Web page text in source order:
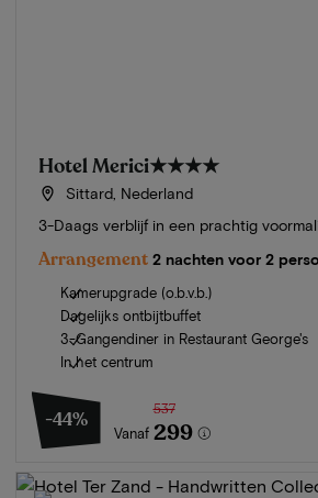
Hotel Merici★★★★
Sittard, Nederland
3-Daags verblijf in een prachtig
Arrangement 2 nachten voor 2
Kamerupgrade (o.b.v.b.)
Dagelijks ontbijtbuffet
3-Gangendiner in Restaurant George's
In het centrum
-44%
Vanaf
537
299